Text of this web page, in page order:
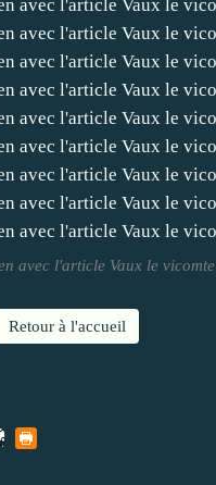
avec l'article Vaux le vicomte
Retour à l'accueil